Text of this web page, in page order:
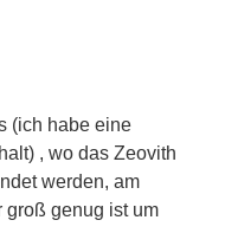
(ich habe eine
, wo das Zeovith
werden, am
groß genug ist um